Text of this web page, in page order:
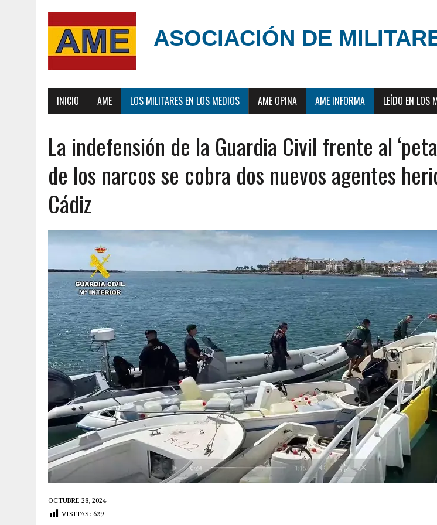
ASOCIACIÓN DE
INICIO AME LOS MILITARES EN LOS MEDIOS AME OPINA AME INFORMA LEÍDO EN LOS
La indefensión de la Guardia Civil frente al
de los narcos se cobra dos nuevos agentes
Cádiz
OCTUBRE 28, 2024
VISITAS: 629